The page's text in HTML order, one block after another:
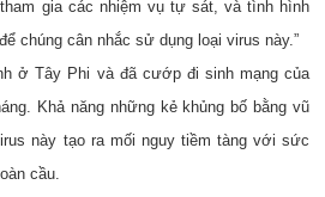
gia các nhiệm vụ tự sát, và tình hình
chúng cân nhắc sử dụng loại virus này.”
ở Tây Phi và đã cướp đi sinh mạng của
Khả năng những kẻ khủng bố bằng vũ
này tạo ra mối nguy tiềm tàng với sức
cầu.